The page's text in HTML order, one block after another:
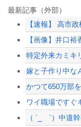
最新記事（外部）
嫁と子作り中な
ワイ職場ですぐ